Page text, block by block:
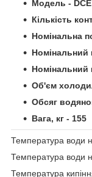
Модель -
Кількість
Номінальна
Номінальний
Номінальний
Об'єм
Обсяг
Вага, кг - 155
Температура води
Температура води
Температура